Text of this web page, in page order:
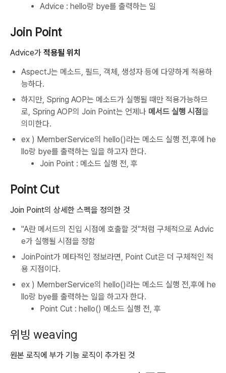
Advice : hello랑 bye를 출력하는 일
Join Point
Advice가 적용될 위치
AspectJ는 메소드, 필드, 객체, 생성자 등에 다양하게 적용하
능하다.
하지만, Spring AOP는 메소드가 실행될 때만 적용가능하므
로, Spring AOP의 Join Point는 언제나 메서드 실행 시점을
의미한다.
ex ) MemberService의 hello()라는 메소드 실행 전,후에 he
llo랑 bye를 출력하는 일을 하고자 한다.
Join Point : 메소드 실행 전, 후
Point Cut
Join Point의 상세한 스펙을 정의한 것
"A란 메서드의 진입 시점에 호출할 것"처럼 구체적으로 Advic
e가 실행될 시점을 정함
JoinPoint가 메타적인 정보라면, Point Cut은 더 구체적인 적
용 지점이다.
ex ) MemberService의 hello()라는 메소드 실행 전,후에 he
llo랑 bye를 출력하는 일을 하고자 한다.
Point Cut : hello() 메소드 실행 전, 후
위빙 weaving
원본 로직에 부가 기능 로직이 추가된 것